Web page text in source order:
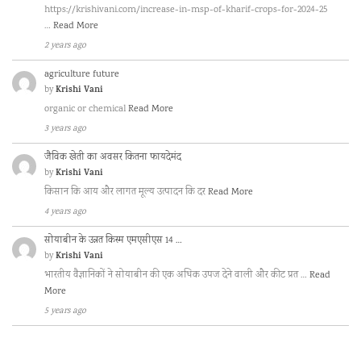
https://krishivani.com/increase-in-msp-of-kharif-crops-for-2024-25
… Read More
2 years ago
agriculture future
byKrishi Vani
organic or chemicalRead More
3 years ago
जैविक खेती का अवसर कितना फायदेमंद
byKrishi Vani
किसान कि आय और लागत मूल्य उत्पादन कि दरRead More
4 years ago
सोयाबीन के उन्नत किस्म एमएसीएस 14 …
byKrishi Vani
भारतीय वैज्ञानिकों ने सोयाबीन की एक अधिक उपज देने वाली और कीट प्रत … Read
More
5 years ago